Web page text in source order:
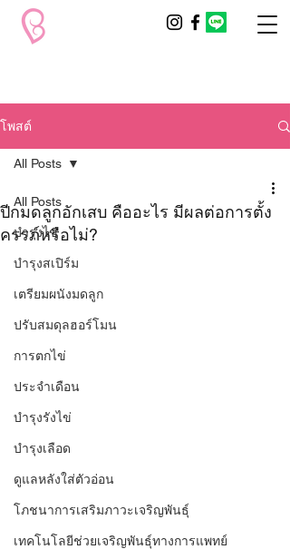
โพสต์
All Posts
บำรุงไข่
บำรุงสเปิร์ม
เตรียมผนังมดลูก
ปรับสมดุลฮอร์โมน
การตกไข่
ประจำเดือน
บำรุงรังไข่
บำรุงเลือด
ดูแลหลังใส่ตัวอ่อน
โภชนาการเสริมภาวะเจริญพันธุ์
เทคโนโลยีช่วยเจริญพันธุ์ทางการแพทย์
All Posts
ปีกมดลูกอักเสบ คืออะไร มีผลต่อการตั้ง
ครรภ์หรือไม่?